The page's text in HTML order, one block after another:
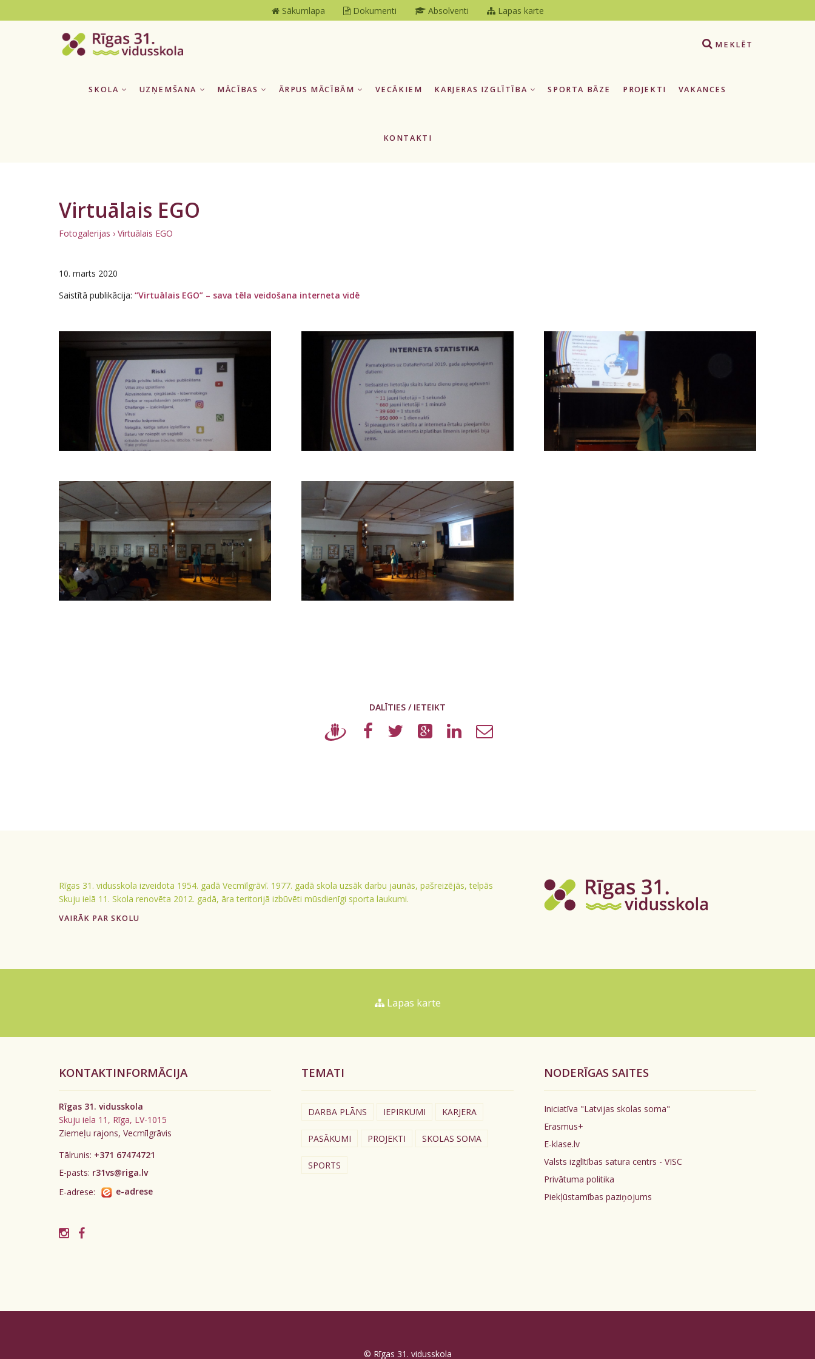
Sākumlapa Dokumenti Absolventi Lapas karte
MEKLĒT
SKOLA UZŅEMŠANA MĀCĪBAS ĀRPUS MĀCĪBĀM VECĀKIEM KARJERAS IZGLĪTĪBA SPORTA BĀZE PROJEKTI VAKANCES
KONTAKTI
Virtuālais EGO
Fotogalerijas › Virtuālais EGO
10. marts 2020
Saistītā publikācija: “Virtuālais EGO” – sava tēla veidošana interneta vidē
DALĪTIES / IETEIKT
Rīgas 31. vidusskola izveidota 1954. gadā Vecmīlgrāvī. 1977. gadā skola uzsāk darbu jaunās, pašreizējās, telpās
Skuju ielā 11. Skola renovēta 2012. gadā, āra teritorijā izbūvēti mūsdienīgi sporta laukumi.
VAIRĀK PAR SKOLU
Lapas karte
KONTAKTINFORMĀCIJA
Rīgas 31. vidusskola
Skuju iela 11, Rīga, LV-1015
Ziemeļu rajons, Vecmīlgrāvis
Tālrunis: +371 67474721
E-pasts: r31vs@riga.lv
E-adrese:
e-adrese
TEMATI
DARBA PLĀNS IEPIRKUMI KARJERA
PASĀKUMI PROJEKTI SKOLAS SOMA
SPORTS
NODERĪGAS SAITES
Iniciatīva "Latvijas skolas soma"
Erasmus+
E-klase.lv
Valsts izglītības satura centrs - VISC
Privātuma politika
Piekļūstamības paziņojums
© Rīgas 31. vidusskola